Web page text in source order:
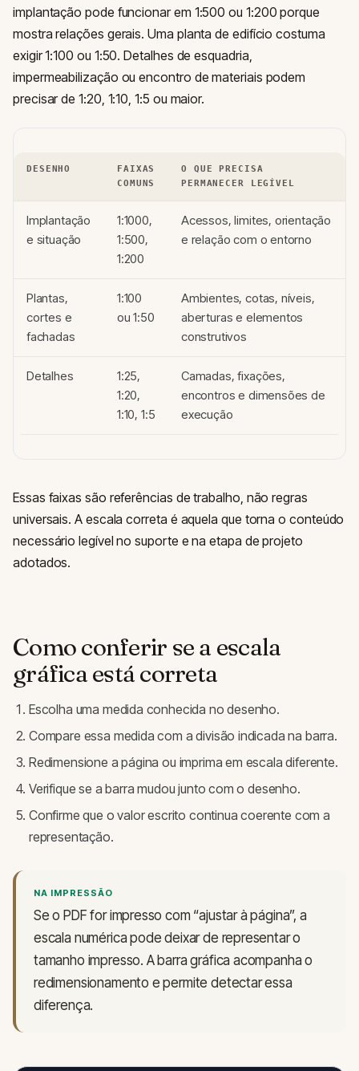
implantação pode funcionar em 1:500 ou 1:200 porque
mostra relações gerais. Uma planta de edifício costuma
exigir 1:100 ou 1:50. Detalhes de esquadria,
impermeabilização ou encontro de materiais podem
precisar de 1:20, 1:10, 1:5 ou maior.
DESENHO
FAIXAS
COMUNS
O QUE PRECISA
PERMANECER LEGÍVEL
Implantação
e situação
1:1000,
1:500,
1:200
Acessos, limites, orientação
e relação com o entorno
Plantas,
cortes e
fachadas
1:100
ou 1:50
Ambientes, cotas, níveis,
aberturas e elementos
construtivos
Detalhes
1:25,
1:20,
1:10, 1:5
Camadas, fixações,
encontros e dimensões de
execução
Essas faixas são referências de trabalho, não regras
universais. A escala correta é aquela que torna o conteúdo
necessário legível no suporte e na etapa de projeto
adotados.
Como conferir se a escala
gráfica está correta
Escolha uma medida conhecida no desenho.
Compare essa medida com a divisão indicada na barra.
Redimensione a página ou imprima em escala diferente.
Verifique se a barra mudou junto com o desenho.
Confirme que o valor escrito continua coerente com a
representação.
NA IMPRESSÃO
Se o PDF for impresso com “ajustar à página”, a
escala numérica pode deixar de representar o
tamanho impresso. A barra gráfica acompanha o
redimensionamento e permite detectar essa
diferença.